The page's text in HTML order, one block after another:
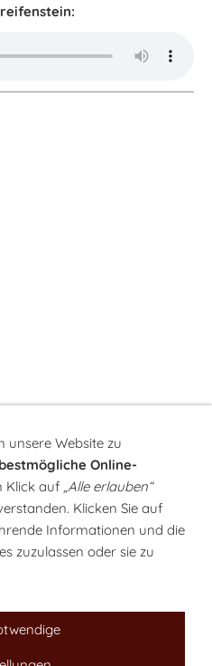
unsere Website zu
bestmögliche Online-
Klick auf „Alle erlauben“
Klicken Sie auf
Informationen und die
zuzulassen oder sie zu